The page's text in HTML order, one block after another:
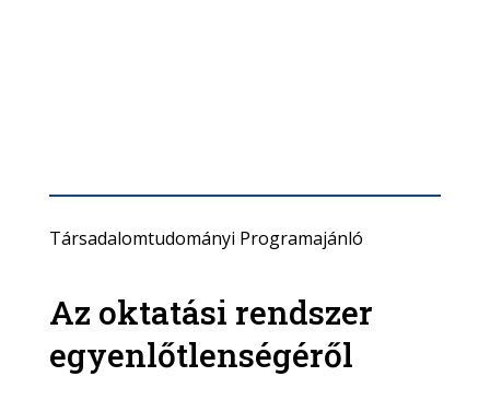
Társadalomtudományi Programajánló
Az oktatási rendszer
egyenlőtlenségéről